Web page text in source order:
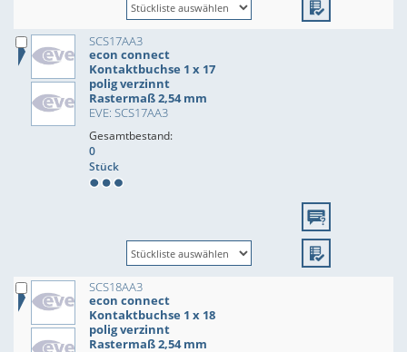
SCS17AA3
econ connect
Kontaktbuchse 1 x 17
polig verzinnt
Rastermaß 2,54 mm
EVE: SCS17AA3
Gesamtbestand:
0
Stück
SCS18AA3
econ connect
Kontaktbuchse 1 x 18
polig verzinnt
Rastermaß 2,54 mm